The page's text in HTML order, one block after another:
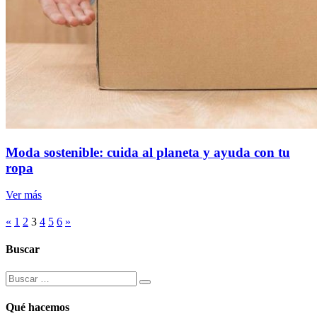
Moda sostenible: cuida al planeta y ayuda con tu
ropa
Ver más
« 1 2 3 4 5 6 »
Buscar
Qué hacemos